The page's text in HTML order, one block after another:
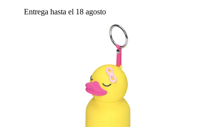
Entrega hasta el 18 agosto